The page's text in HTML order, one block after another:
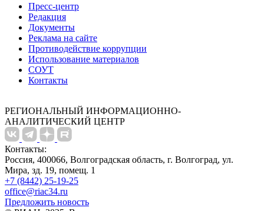
Пресс-центр
Редакция
Документы
Реклама на сайте
Противодействие коррупции
Использование материалов
СОУТ
Контакты
РЕГИОНАЛЬНЫЙ ИНФОРМАЦИОННО-
АНАЛИТИЧЕСКИЙ ЦЕНТР
Контакты:
Россия, 400066, Волгоградская область, г. Волгоград, ул.
Мира, зд. 19, помещ. 1
+7 (8442) 25-19-25
office@riac34.ru
Предложить новость